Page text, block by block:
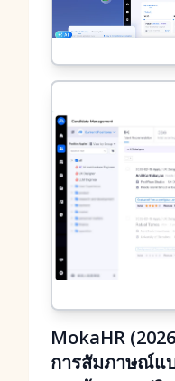
MokaHR
การสัมภาษณ์แ